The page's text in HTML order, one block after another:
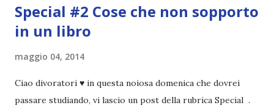
Special #2 Cose che non sopporto
in un libro
maggio 04, 2014
Ciao divoratori ♥ in questa noiosa domenica che dovrei
passare studiando, vi lascio un post della rubrica Special .